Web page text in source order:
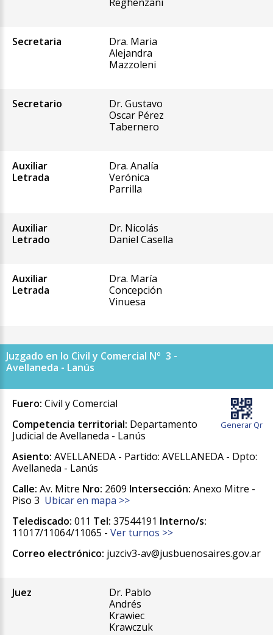
Secretaria
Dra. Maria
Alejandra
Mazzoleni
Secretario
Dr. Gustavo
Oscar Pérez
Tabernero
Auxiliar
Letrada
Dra. Analía
Verónica
Parrilla
Auxiliar
Letrado
Dr. Nicolás
Daniel Casella
Auxiliar
Letrada
Dra. María
Concepción
Vinuesa
Juzgado en lo Civil y Comercial Nº 3 -
Avellaneda - Lanús
Generar Qr
Fuero: Civil y Comercial
Competencia territorial: Departamento
Judicial de Avellaneda - Lanús
Asiento: AVELLANEDA - Partido: AVELLANEDA - Dpto:
Avellaneda - Lanús
Calle: Av. Mitre Nro: 2609 Intersección: Anexo Mitre -
Piso 3 Ubicar en mapa >>
Telediscado: 011 Tel: 37544191 Interno/s:
11017/11064/11065 - Ver turnos >>
Correo electrónico: juzciv3-av@jusbuenosaires.gov.ar
Juez
Dr. Pablo
Andrés
Krawiec
Krawczuk